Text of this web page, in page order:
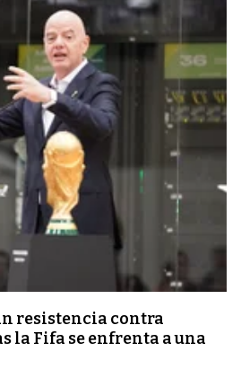
resistencia contra
Fifa se enfrenta a una